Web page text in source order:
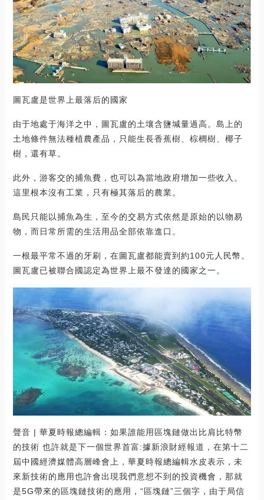
圖瓦盧是世界上最落后的國家
由于地處于海洋之中，圖瓦盧的土壤含鹽堿量過高。島上的
土地條件無法種植農產品，只能生長香蕉樹、棕櫚樹、椰子
樹，還有草。
此外，游客交的捕魚費，也可以為當地政府增加一些收入。
這里根本沒有工業，只有極其落后的農業。
島民只能以捕魚為生，至今的交易方式依然是原始的以物易
物，而日常所需的生活用品全部依靠進口。
一根最平常不過的牙刷，在圖瓦盧都能賣到約100元人民幣。
圖瓦盧已被聯合國認定為世界上最不發達的國家之一。
聲音 | 華夏時報總編輯：如果誰能用區塊鏈做出比肩比特幣
的技術 也許就是下一個世界首富:據新浪財經報道，在第十二
屆中國經濟媒體高層峰會上，華夏時報總編輯水皮表示，未
來新技術的應用也許會出現我們意想不到的投資機會，那就
是5G帶來的區塊鏈技術的應用，“區塊鏈”三個字，由于局信